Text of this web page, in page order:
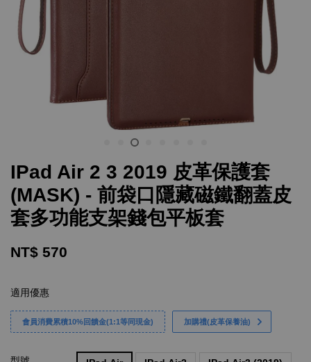
IPad Air 2 3 2019 皮革保護套
(MASK) - 前袋口隱藏磁鐵翻蓋皮
套多功能支架錢包平板套
NT$ 570
適用優惠
會員消費累積10%回饋金(1:1等同現金) 加購禮(皮革保養油)